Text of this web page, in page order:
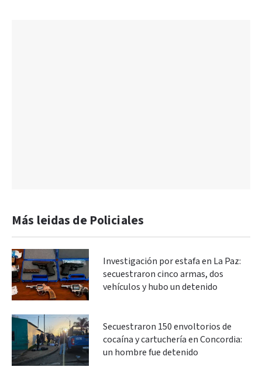
Más leidas de Policiales
Investigación por estafa en La Paz:
secuestraron cinco armas, dos
vehículos y hubo un detenido
Secuestraron 150 envoltorios de
cocaína y cartuchería en Concordia:
un hombre fue detenido